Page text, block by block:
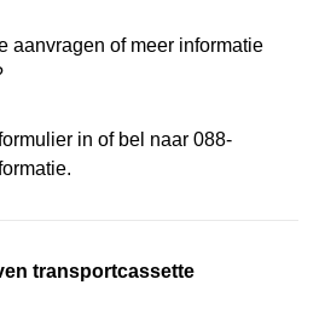
aanvragen of meer informatie
in of bel naar 088-
transportcassette